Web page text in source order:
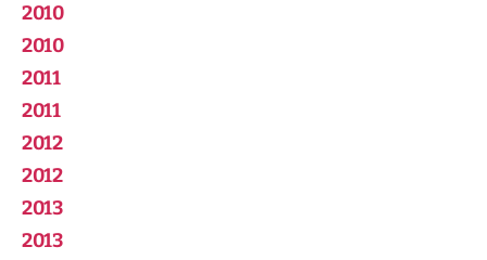
2010
2010
2011
2011
2012
2012
2013
2013